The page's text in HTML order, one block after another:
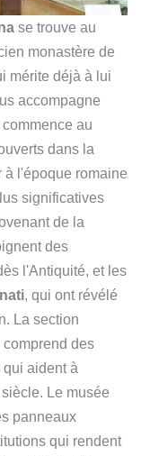
se trouve au
monastère de
mérite déjà à lui
accompagne
au
dans la
à l'époque romaine
significatives
de la
des
l'Antiquité, et les
, qui ont révélé
La section
des
aident à
Le musée
panneaux
qui rendent